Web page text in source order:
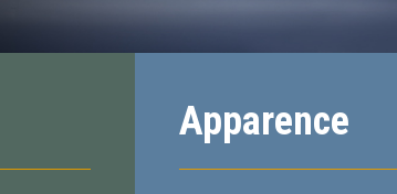
Apparence